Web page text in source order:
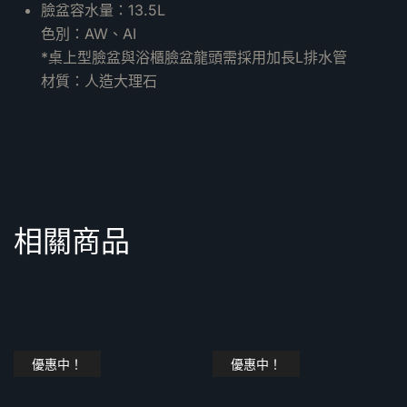
臉盆容水量：13.5L
色別：AW、AI
*桌上型臉盆與浴櫃臉盆龍頭需採用加長L排水管
材質：人造大理石
相關商品
優惠中！ 優惠中！